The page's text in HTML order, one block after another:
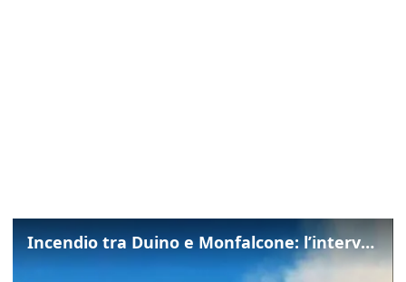
Incendio tra Duino e Monfalcone: l’intervento dei vigili del fuoco